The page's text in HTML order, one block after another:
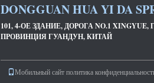
DONGGUAN HUA YI DA
101, 4-ОЕ ЗДАНИЕ, ДОРОГА NO.1 XINGYUE,
ПРОВИНЦИЯ ГУАНДУН, КИТАЙ
Мобильный сайт политика